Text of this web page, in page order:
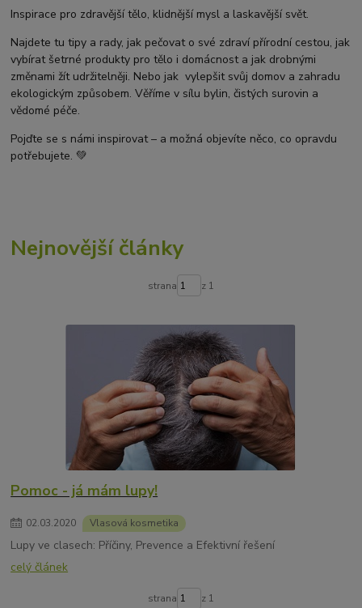
Suchá pokožka hlavy a lupy
Přírodní prostředky na lupy
Mastná pokožka hlavy a lupy
Svědění pokožky hlavy
Kvasinky a lupy
diadnostické testy
měření moči
hodnota pH kyselý zásaditý
neutrální
měření pH
Inspirace pro zdravější tělo, klidnější mysl a laskavější svět.
Najdete tu tipy a rady, jak pečovat o své zdraví přírodní cestou, jak
vybírat šetrné produkty pro tělo i domácnost a jak drobnými
změnami žít udržitelněji. Nebo jak vylepšit svůj domov a zahradu
ekologickým způsobem. Věříme v sílu bylin, čistých surovin a
vědomé péče.
Pojďte se s námi inspirovat – a možná objevíte něco, co opravdu
potřebujete. 💚
Nejnovější články
strana z 1
Pomoc - já mám lupy!
02.03.2020 Vlasová kosmetika
Lupy ve clasech: Příčiny, Prevence a Efektivní řešení
celý článek
strana z 1